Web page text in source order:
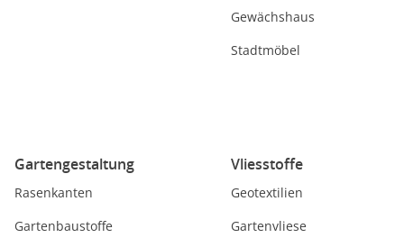
Gewächshaus
Stadtmöbel
Gartengestaltung
Rasenkanten
Gartenbaustoffe
Vliesstoffe
Geotextilien
Gartenvliese